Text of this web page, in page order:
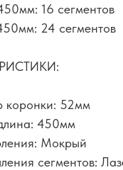
16 сегментов
24 сегментов
коронки: 52мм
450мм
Мокрый
сегментов: